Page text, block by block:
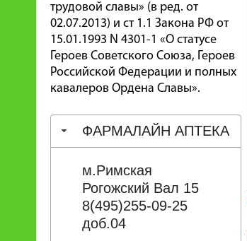
трудовой славы» (в ред. от
02.07.2013) и ст 1.1 Закона РФ от
15.01.1993 N 4301-1 «О статусе
Героев Советского Союза, Героев
Российской Федерации и полных
кавалеров Ордена Славы».
ФАРМАЛАЙН АПТЕКА
м.Римская
Рогожский Вал 15
8(495)255-09-25
доб.04